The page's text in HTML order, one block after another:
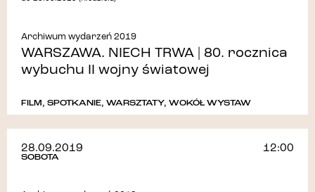
Archiwum wydarzeń 2019
WARSZAWA. NIECH TRWA | 80. rocznica
wybuchu II wojny światowej
FILM, SPOTKANIE, WARSZTATY, WOKÓŁ WYSTAW
28.09.2019
SOBOTA
12:00